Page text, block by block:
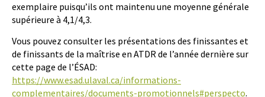
exemplaire puisqu’ils ont maintenu une moyenne générale
supérieure à 4,1/4,3.
Vous pouvez consulter les présentations des finissantes et
de finissants de la maîtrise en ATDR de l’année dernière sur
cette page de l’ÉSAD:
https://www.esad.ulaval.ca/informations-
complementaires/documents-promotionnels#perspecto.